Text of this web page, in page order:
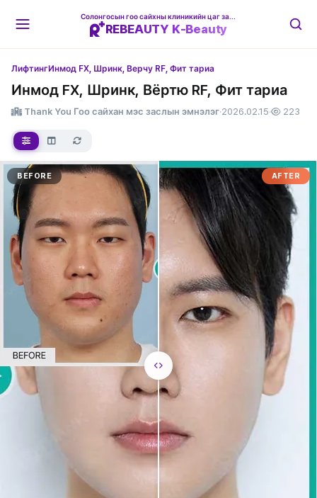
REBEAUTY K-Beauty
ЛифтингИнмод FX, Шринк, Верчу RF, Фит тариа
Инмод FX, Шринк, Вёртю RF, Фит тариа
Thank You Гоо сайхан мэс заслын эмнэлэг·2026.02.15· 223
AFTER
BEFORE